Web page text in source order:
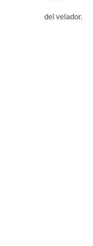
del velador.